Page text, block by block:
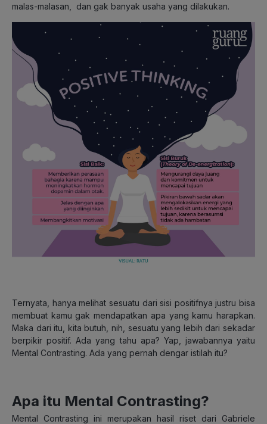
malas-malasan, dan gak banyak usaha yang dilakukan.
Ternyata, hanya melihat sesuatu dari sisi positifnya justru bisa
membuat kamu gak mendapatkan apa yang kamu harapkan.
Maka dari itu, kita butuh, nih, sesuatu yang lebih dari sekadar
berpikir positif. Ada yang tahu apa? Yap, jawabannya yaitu
Mental Contrasting. Ada yang pernah dengar istilah itu?
Apa itu Mental Contrasting?
Mental Contrasting ini merupakan hasil riset dari Gabriele